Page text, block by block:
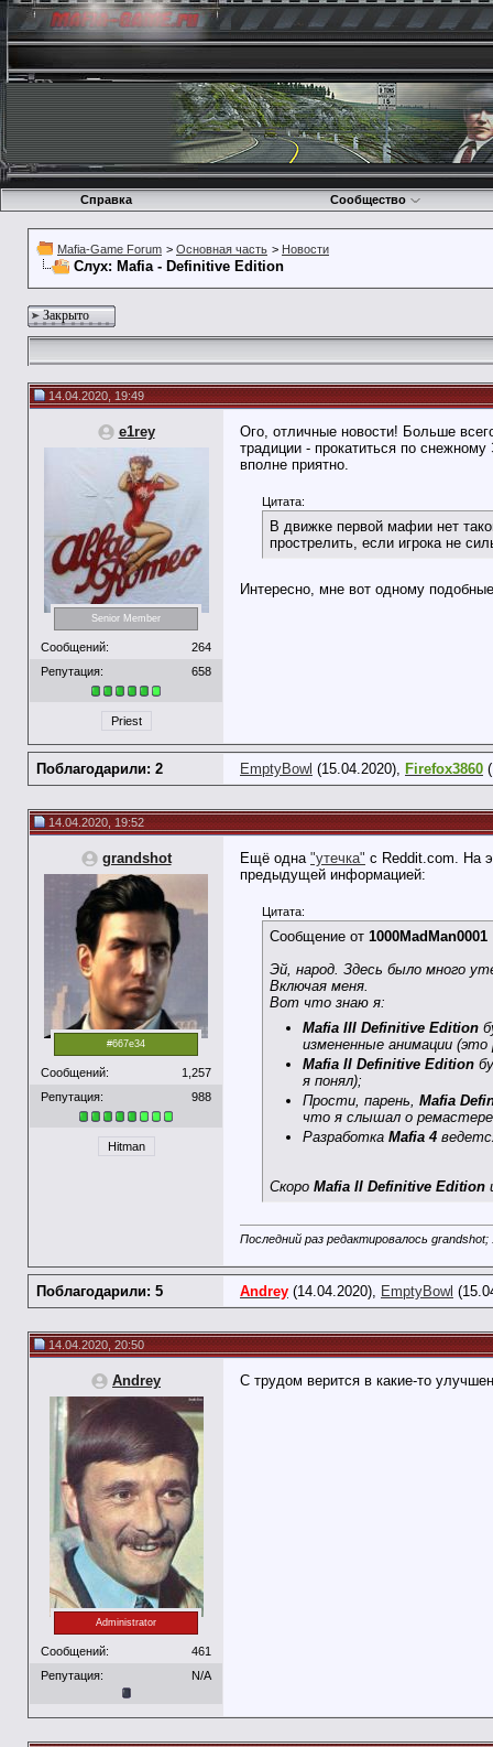
Справка Сообщество
Mafia-Game Forum > Основная часть > Новости
Слух: Mafia - Definitive Edition
Закрыто
14.04.2020, 19:49
e1rey
Senior Member
Сообщений:
264
Репутация:
658
Priest
Ого, отличные новости! Больше
традиции - прокатиться по
вполне приятно.
Цитата:
В движке первой мафии нет
прострелить, если игрока не
Интересно, мне вот одному
Поблагодарили: 2 EmptyBowl (15.04.2020), Firefox3860
14.04.2020, 19:52
grandshot
#667e34
Сообщений:
1,257
Репутация:
988
Hitman
Ещё одна "утечка" с Reddit.com. На
предыдущей информацией:
Цитата:
Сообщение от 1000MadMan0001
Эй, народ. Здесь было много
Включая меня.
Вот что знаю я:
Mafia III Definitive Edition
измененные анимации (это
Mafia II Definitive Edition
я понял);
Прости, парень, Mafia
что я слышал о
Разработка Mafia 4
Скоро Mafia II Definitive Edition
Последний раз редактировалось
Поблагодарили: 5 Andrey (14.04.2020), EmptyBowl
14.04.2020, 20:50
Andrey
Administrator
Сообщений:
461
Репутация:
N/A
С трудом верится в какие-то